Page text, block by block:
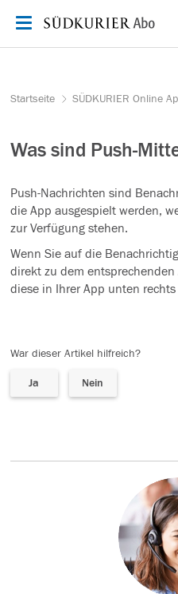
Startseite SÜDKURIER Online
Was sind Push-
Push-Nachrichten sind
die App ausgespielt werden,
zur Verfügung stehen.
Wenn Sie auf die
direkt zu dem
diese in Ihrer App unten
War dieser Artikel hilfreich?
Ja Nein